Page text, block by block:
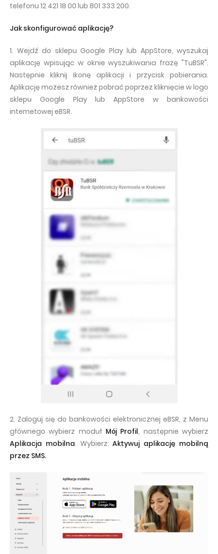
telefonu 12 421 18 00 lub 801 333 200.
Jak skonfigurować aplikację?
1. Wejdź do sklepu Google Play lub AppStore, wyszukaj
aplikację wpisując w oknie wyszukiwania frazę "TuBSR".
Następnie kliknij ikonę aplikacji i przycisk pobierania.
Aplikację możesz również pobrać poprzez kliknięcie w logo
sklepu Google Play lub AppStore w bankowości
internetowej eBSR.
2. Zaloguj się do bankowości elektronicznej eBSR, z Menu
głównego wybierz moduł Mój Profil, następnie wybierz
Aplikacja mobilna. Wybierz:Aktywuj aplikację mobilną
przez SMS.